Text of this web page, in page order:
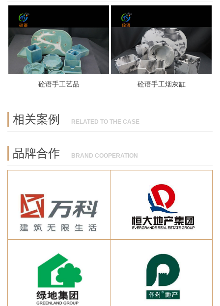
砼语手工艺品 砼语手工烟灰缸
相关案例 RELATED TO THE CASE
品牌合作 BRAND COOPERATION